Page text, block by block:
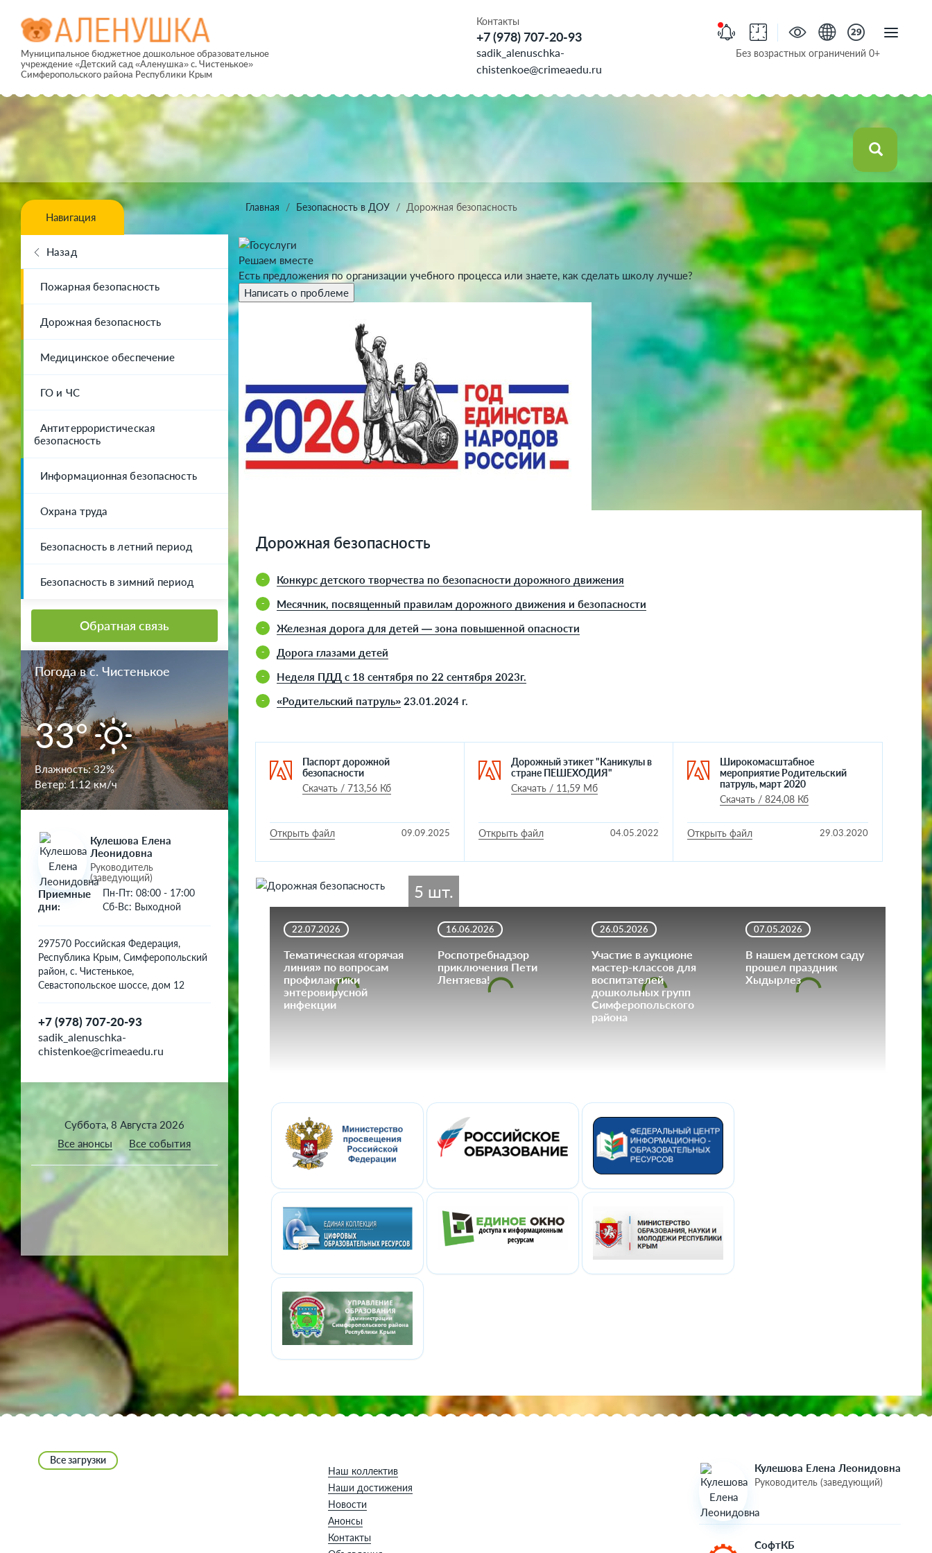
Муниципальное бюджетное дошкольное образовательное
учреждение «Детский сад «Аленушка» с. Чистенькое»
Симферопольского района Республики Крым
Контакты
+7 (978) 707-20-93
sadik_alenuschka-
chistenkoe@crimeaedu.ru
Без возрастных ограничений 0+
Навигация
Назад
Пожарная безопасность
Дорожная безопасность
Медицинское обеспечение
ГО и ЧС
Антитеррористическая
безопасность
Информационная безопасность
Охрана труда
Безопасность в летний период
Безопасность в зимний период
Обратная связь
Погода в с. Чистенькое
33°
Влажность:32%
Ветер:1.12 км/ч
Кулешова Елена
Леонидовна
Руководитель
(заведующий)
Приемные
дни:
Пн-Пт: 08:00 - 17:00
Сб-Вс: Выходной
297570 Российская Федерация,
Республика Крым, Симферопольский
район, с. Чистенькое,
Севастопольское шоссе, дом 12
+7 (978) 707-20-93
sadik_alenuschka-
chistenkoe@crimeaedu.ru
Суббота, 8 Августа 2026
Все анонсы
Все события
Главная Безопасность в ДОУ Дорожная безопасность
Решаем вместе
Есть предложения по организации учебного процесса или знаете, как сделать школу лучше?
Написать о проблеме
Дорожная безопасность
Конкурс детского творчества по безопасности дорожного движения
Месячник, посвященный правилам дорожного движения и безопасности
Железная дорога для детей — зона повышенной опасности
Дорога глазами детей
Неделя ПДД с 18 сентября по 22 сентября 2023г.
«Родительский патруль»23.01.2024 г.
Паспорт дорожной
безопасности
Скачать / 713,56 Кб
Открыть файл 09.09.2025
Дорожный этикет "Каникулы в
стране ПЕШЕХОДИЯ"
Скачать / 11,59 Мб
Открыть файл 04.05.2022
Широкомасштабное
мероприятие Родительский
патруль, март 2020
Скачать / 824,08 Кб
Открыть файл 29.03.2020
5 шт.
22.07.2026
Тематическая «горячая
линия» по вопросам
профилактики
энтеровирусной
инфекции
16.06.2026
Роспотребнадзор
приключения Пети
Лентяева!
26.05.2026
Участие в аукционе
мастер-классов для
воспитателей
дошкольных групп
Симферопольского
района
07.05.2026
В нашем детском саду
прошел праздник
Хыдырлез
Все загрузки
Наш коллектив
Наши достижения
Новости
Анонсы
Контакты
Кулешова Елена Леонидовна
Руководитель (заведующий)
СофтКБ